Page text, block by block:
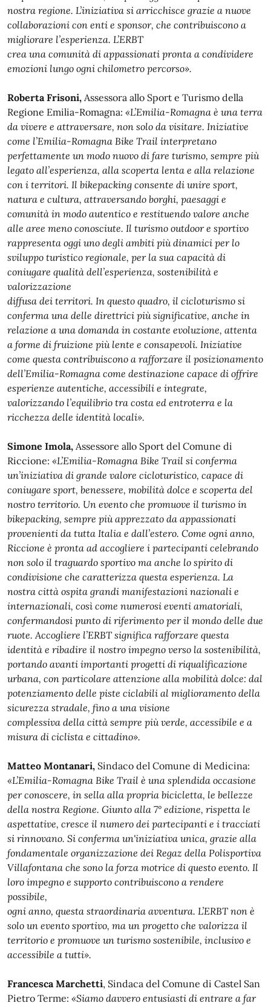
nostra regione. L’iniziativa si arricchisce grazie a nuove
collaborazioni con enti e sponsor, che contribuiscono a
migliorare l’esperienza. L’ERBT
crea una comunità di appassionati pronta a condividere
emozioni lungo ogni chilometro percorso».
Roberta Frisoni, Assessora allo Sport e Turismo della
Regione Emilia-Romagna: «L’Emilia-Romagna è una terra
da vivere e attraversare, non solo da visitare. Iniziative
come l’Emilia-Romagna Bike Trail interpretano
perfettamente un modo nuovo di fare turismo, sempre più
legato all’esperienza, alla scoperta lenta e alla relazione
con i territori. Il bikepacking consente di unire sport,
natura e cultura, attraversando borghi, paesaggi e
comunità in modo autentico e restituendo valore anche
alle aree meno conosciute. Il turismo outdoor e sportivo
rappresenta oggi uno degli ambiti più dinamici per lo
sviluppo turistico regionale, per la sua capacità di
coniugare qualità dell’esperienza, sostenibilità e
valorizzazione
diffusa dei territori. In questo quadro, il cicloturismo si
conferma una delle direttrici più significative, anche in
relazione a una domanda in costante evoluzione, attenta
a forme di fruizione più lente e consapevoli. Iniziative
come questa contribuiscono a rafforzare il posizionamento
dell’Emilia-Romagna come destinazione capace di offrire
esperienze autentiche, accessibili e integrate,
valorizzando l’equilibrio tra costa ed entroterra e la
ricchezza delle identità locali».
Simone Imola, Assessore allo Sport del Comune di
Riccione: «L’Emilia-Romagna Bike Trail si conferma
un’iniziativa di grande valore cicloturistico, capace di
coniugare sport, benessere, mobilità dolce e scoperta del
nostro territorio. Un evento che promuove il turismo in
bikepacking, sempre più apprezzato da appassionati
provenienti da tutta Italia e dall’estero. Come ogni anno,
Riccione è pronta ad accogliere i partecipanti celebrando
non solo il traguardo sportivo ma anche lo spirito di
condivisione che caratterizza questa esperienza. La
nostra città ospita grandi manifestazioni nazionali e
internazionali, così come numerosi eventi amatoriali,
confermandosi punto di riferimento per il mondo delle due
ruote.Accogliere l’ERBT significa rafforzare questa
identità e ribadire il nostro impegno verso la sostenibilità,
portando avanti importanti progetti di riqualificazione
urbana, con particolare attenzione alla mobilità dolce: dal
potenziamento delle piste ciclabili al miglioramento della
sicurezza stradale, fino a una visione
complessiva della città sempre più verde, accessibile e a
misura di ciclista e cittadino».
Matteo Montanari, Sindaco del Comune di Medicina:
«L’Emilia-Romagna Bike Trail è una splendida occasione
per conoscere, in sella alla propria bicicletta, le bellezze
della nostra Regione. Giunto alla 7° edizione, rispetta le
aspettative, cresce il numero dei partecipanti e i tracciati
si rinnovano. Si conferma un'iniziativa unica, grazie alla
fondamentale organizzazione dei Regaz della Polisportiva
Villafontana che sono la forza motrice di questo evento. Il
loro impegno e supporto contribuiscono a rendere
possibile,
ogni anno, questa straordinaria avventura. L’ERBT non è
solo un evento sportivo, ma un progetto che valorizza il
territorio e promuove un turismo sostenibile, inclusivo e
accessibile a tutti».
Francesca Marchetti, Sindaca del Comune di Castel San
Pietro Terme: «Siamo davvero entusiasti di entrare a far